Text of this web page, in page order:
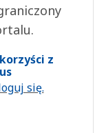
z
się.